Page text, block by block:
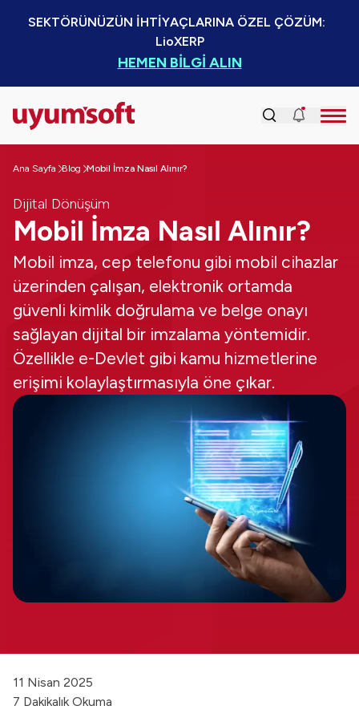
SEKTÖRÜNÜZÜN İHTİYAÇLARINA ÖZEL ÇÖZÜM:
LioXERP
HEMEN BİLGİ ALIN
Ana Sayfa Blog Mobil İmza Nasıl Alınır?
Dijital Dönüşüm
Mobil İmza Nasıl Alınır?
Mobil imza, cep telefonu gibi mobil cihazlar
üzerinden çalışan, elektronik ortamda
güvenli kimlik doğrulama ve belge onayı
sağlayan dijital bir imzalama yöntemidir.
Özellikle e-Devlet gibi kamu hizmetlerine
erişimi kolaylaştırmasıyla öne çıkar.
11 Nisan 2025
7 Dakikalık Okuma